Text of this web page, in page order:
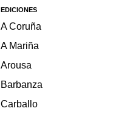
EDICIONES
A Coruña
A Mariña
Arousa
Barbanza
Carballo